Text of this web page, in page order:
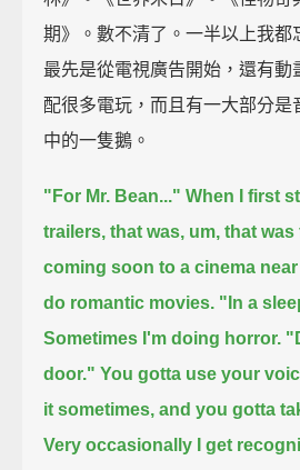
期》。數不清了。一半以上我都
最先是從電視廣告開始，還有動
配很多電玩，而且有一大部分是
中的一隻鵝。
"For Mr. Bean..." When I first
trailers, that was, um, that was
coming soon to a cinema
do romantic movies. "In a
Sometimes I'm doing horror.
door." You gotta use your
it sometimes, and you gotta
Very occasionally I get